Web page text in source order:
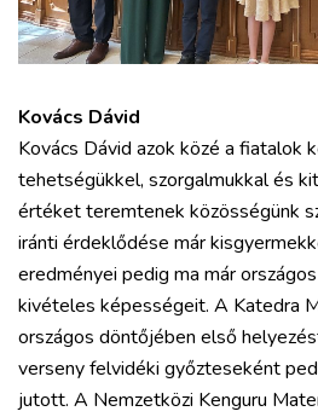
Kovács Dávid
Kovács Dávid azok közé a fiatalok
tehetségükkel, szorgalmukkal és
értéket teremtenek közösségünk
iránti érdeklődése már
eredményei pedig ma már
kivételes képességeit. A Katedra
országos döntőjében első
verseny felvidéki győzteseként
jutott. A Nemzetközi Kenguru